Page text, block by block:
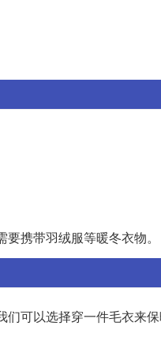
携带羽绒服等暖冬衣物。
可以选择穿一件毛衣来